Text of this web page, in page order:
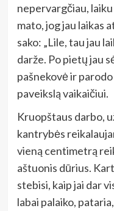
nepervargčiau,
mato, jog jau laikas
sako: „Lile, tau jau
darže. Po pietų jau
pašnekovė ir
paveikslą vaikaičiui.
Kruopštaus darbo,
kantrybės
vieną centimetrą
aštuonis dūrius.
stebisi, kaip jai dar
labai palaiko,